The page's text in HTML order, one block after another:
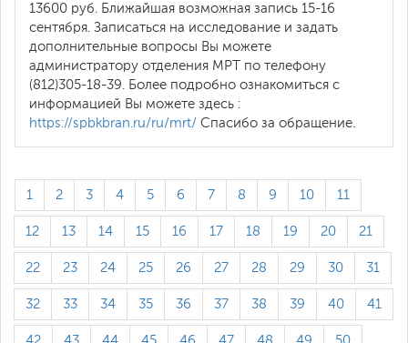
13600 руб. Ближайшая возможная запись 15-16
сентября. Записаться на исследование и задать
дополнительные вопросы Вы можете
администратору отделения МРТ по телефону
(812)305-18-39. Более подробно ознакомиться с
информацией Вы можете здесь :
https://spbkbran.ru/ru/mrt/ Спасибо за обращение.
1 2 3 4 5 6 7 8 9 10 11
12 13 14 15 16 17 18 19 20 21
22 23 24 25 26 27 28 29 30 31
32 33 34 35 36 37 38 39 40 41